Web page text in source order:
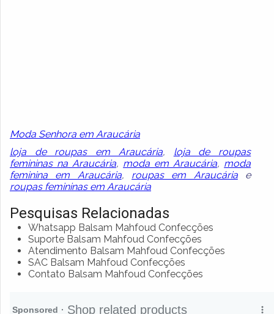
Moda Senhora em Araucária
loja de roupas em Araucária, loja de roupas
femininas na Araucária, moda em Araucária, moda
feminina em Araucária, roupas em Araucáriae
roupas femininas em Araucária
Pesquisas Relacionadas
Whatsapp Balsam Mahfoud Confecções
Suporte Balsam Mahfoud Confecções
Atendimento Balsam Mahfoud Confecções
SAC Balsam Mahfoud Confecções
Contato Balsam Mahfoud Confecções